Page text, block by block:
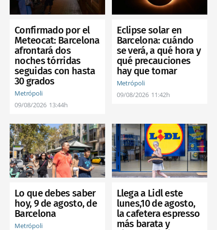
Confirmado por el
Meteocat: Barcelona
afrontará dos
noches tórridas
seguidas con hasta
30 grados
Metrópoli
09/08/2026 13:44h
Eclipse solar en
Barcelona: cuándo
se verá, a qué hora y
qué precauciones
hay que tomar
Metrópoli
09/08/2026 11:42h
Lo que debes saber
hoy, 9 de agosto, de
Barcelona
Metrópoli
Llega a Lidl este
lunes,10 de agosto,
la cafetera espresso
más barata y